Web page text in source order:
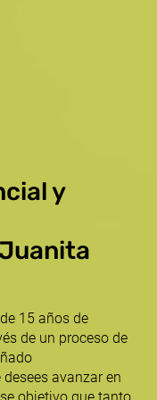
y
15 años de
de un proceso de
avanzar en